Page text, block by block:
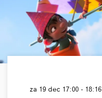
za 19 dec 17:00 - 18:16